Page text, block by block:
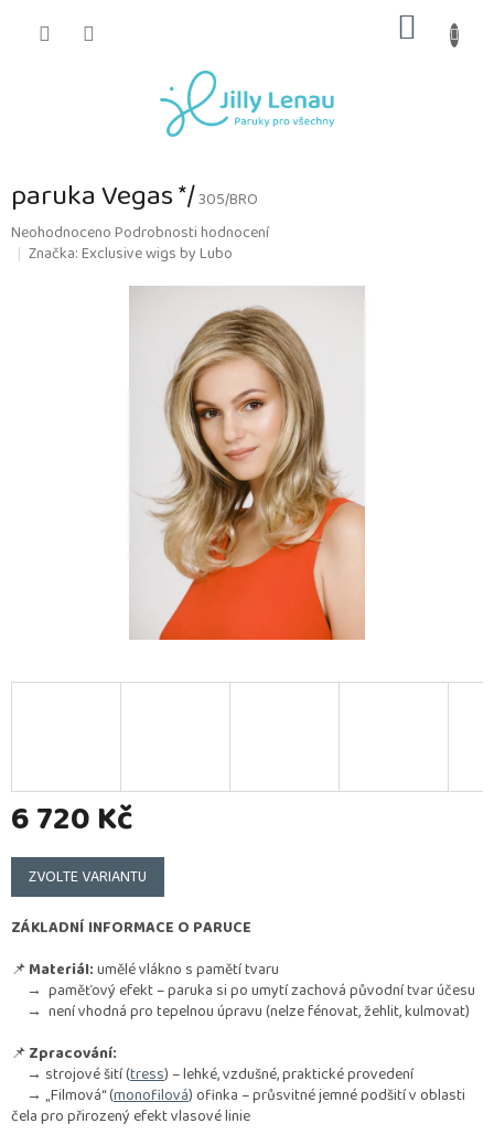
KOŠÍK
paruka Vegas */305/BRO
Průměrné
hodnocení
NeohodnocenoPodrobnosti hodnocení
Značka:Exclusive wigs by Lubo
6 720 Kč
Měrná
cena:
ZVOLTE VARIANTU
ZÁKLADNÍ INFORMACE O PARUCE
📌Materiál:umělé vlákno s pamětí tvaru
→ paměťový efekt – paruka si po umytí zachová původní tvar účesu
→ není vhodná pro tepelnou úpravu (nelze fénovat, žehlit, kulmovat)
📌Zpracování:
→ strojové šití (tress) – lehké, vzdušné, praktické provedení
→ „Filmová“ (monofilová) ofinka – průsvitné jemné podšití v oblasti
čela pro přirozený efekt vlasové linie